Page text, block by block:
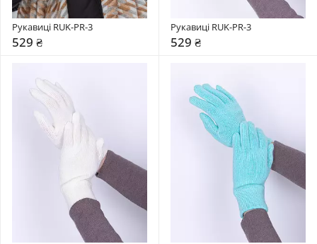
Рукавиці RUK-PR-3
529 ₴
Рукавиці RUK-PR-3
529 ₴